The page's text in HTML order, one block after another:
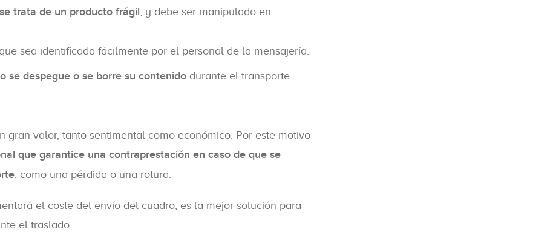
trata de un producto frágil, y debe ser manipulado en
sea identificada fácilmente por el personal de la mensajería.
se despegue o se borre su contenido durante el transporte.
gran valor, tanto sentimental como económico. Por este motivo
que garantice una contraprestación en caso de que se
, como una pérdida o una rotura.
el coste del envío del cuadro, es la mejor solución para
el traslado.